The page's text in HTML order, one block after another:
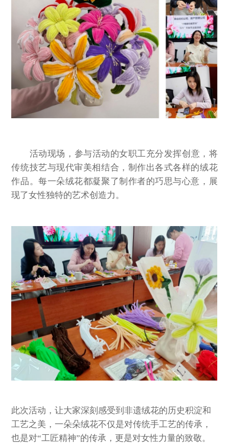
活动现场，参与活动的女职工充分发挥创意，将
传统技艺与现代审美相结合，制作出各式各样的绒花
作品。每一朵绒花都凝聚了制作者的巧思与心意，展
现了女性独特的艺术创造力。
此次活动，让大家深刻感受到非遗绒花的历史积淀和
工艺之美，一朵朵绒花不仅是对传统手工艺的传承，
也是对“工匠精神”的传承，更是对女性力量的致敬。